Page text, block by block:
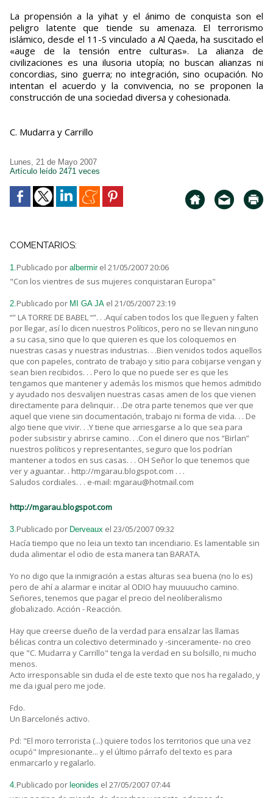
La propensión a la yihat y el ánimo de conquista son el
peligro latente que tiende su amenaza. El terrorismo
islámico, desde el 11-S vinculado a Al Qaeda, ha suscitado el
«auge de la tensión entre culturas». La alianza de
civilizaciones es una ilusoria utopía; no buscan alianzas ni
concordias, sino guerra; no integración, sino ocupación. No
intentan el acuerdo y la convivencia, no se proponen la
construcción de una sociedad diversa y cohesionada.
C. Mudarra y Carrillo
Lunes, 21 de Mayo 2007
Artículo leído 2471 veces
COMENTARIOS:
1.Publicado por albermir el 21/05/2007 20:06
"Con los vientres de sus mujeres conquistaran Europa"
2.Publicado por MI GA JA el 21/05/2007 23:19
“” LA TORRE DE BABEL “”. . .Aquí caben todos los que lleguen y falten
por llegar, así lo dicen nuestros Políticos, pero no se llevan ninguno
a su casa, sino que lo que quieren es que los coloquemos en
nuestras casas y nuestras industrias. . .Bien venidos todos aquellos
que con papeles, contrato de trabajo y sitio para cobijarse vengan y
sean bien recibidos. . . Pero lo que no puede ser es que les
tengamos que mantener y además los mismos que hemos admitido
y ayudado nos desvalijen nuestras casas amen de los que vienen
directamente para delinquir. . .De otra parte tenemos que ver que
aquel que viene sin documentación, trabajo ni forma de vida. . . De
algo tiene que vivir. . .Y tiene que arriesgarse a lo que sea para
poder subsistir y abrirse camino. . .Con el dinero que nos “Birlan”
nuestros políticos y representantes, seguro que los podrían
mantener a todos en sus casas. . . OH Señor lo que tenemos que
ver y aguantar. . http://mgarau.blogspot.com . . .
Saludos cordiales. . . e-mail: mgarau@hotmail.com
http://mgarau.blogspot.com
3.Publicado por Derveaux el 23/05/2007 09:32
Hacía tiempo que no leia un texto tan incendiario. Es lamentable sin
duda alimentar el odio de esta manera tan BARATA.
Yo no digo que la inmigración a estas alturas sea buena (no lo es)
pero de ahí a alarmar e incitar al ODIO hay muuuucho camino.
Señores, tenemos que pagar el precio del neoliberalismo
globalizado. Acción - Reacción.
Hay que creerse dueño de la verdad para ensalzar las llamas
bélicas contra un colectivo determinado y -sinceramente- no creo
que "C. Mudarra y Carrillo" tenga la verdad en su bolsillo, ni mucho
menos.
Acto irresponsable sin duda el de este texto que nos ha regalado, y
me da igual pero me jode.
Fdo.
Un Barcelonés activo.
Pd: "El moro terrorista (...) quiere todos los territorios que una vez
ocupó" Impresionante... y el último párrafo del texto es para
enmarcarlo y regalarlo.
4.Publicado por leonides el 27/05/2007 07:44